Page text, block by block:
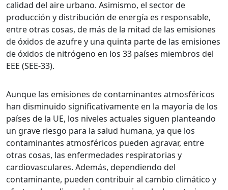
calidad del aire urbano. Asimismo, el sector de
producción y distribución de energía es responsable,
entre otras cosas, de más de la mitad de las emisiones
de óxidos de azufre y una quinta parte de las emisiones
de óxidos de nitrógeno en los 33 países miembros del
EEE (SEE-33).
Aunque las emisiones de contaminantes atmosféricos
han disminuido significativamente en la mayoría de los
países de la UE, los niveles actuales siguen planteando
un grave riesgo para la salud humana, ya que los
contaminantes atmosféricos pueden agravar, entre
otras cosas, las enfermedades respiratorias y
cardiovasculares. Además, dependiendo del
contaminante, pueden contribuir al cambio climático y